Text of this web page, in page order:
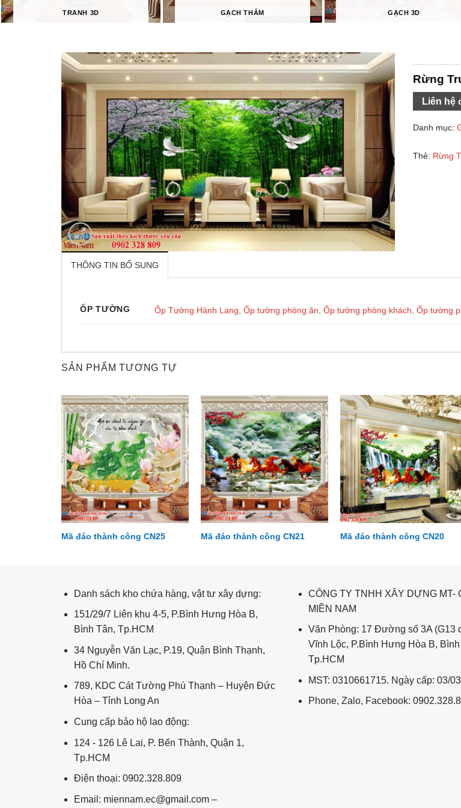
TRANH 3D GẠCH THẢM GẠCH 3D
Rừng
Liên hệ
Danh mục:
Thẻ: Rừng
THÔNG TIN BỔ SUNG
ỐP TƯỜNG Ốp Tường Hành Lang ,Ốp tường phòng ăn ,Ốp tường phòng khách ,Ốp tường
SẢN PHẨM TƯƠNG TỰ
Mã đáo thành công CN25 Mã đáo thành công CN21 Mã đáo thành công CN20
Danh sách kho chứa hàng, vật tư xây dựng:
151/29/7 Liên khu 4-5, P.Bình Hưng Hòa B,
Bình Tân, Tp.HCM
34 Nguyễn Văn Lạc, P.19, Quận Bình Thạnh,
Hồ Chí Minh.
789, KDC Cát Tường Phú Thạnh – Huyện Đức
Hòa – Tỉnh Long An
Cung cấp bảo hộ lao động:
124 - 126 Lê Lai, P. Bến Thành, Quận 1,
Tp.HCM
Điện thoại: 0902.328.809
Email: miennam.ec@gmail.com –
CÔNG TY TNHH XÂY DỰNG MT-
MIỀN NAM
Văn Phòng: 17 Đường số 3A (G13
Vĩnh Lộc, P.Bình Hưng Hòa B, Bình
Tp.HCM
MST: 0310661715. Ngày cấp: 03/
Phone, Zalo, Facebook: